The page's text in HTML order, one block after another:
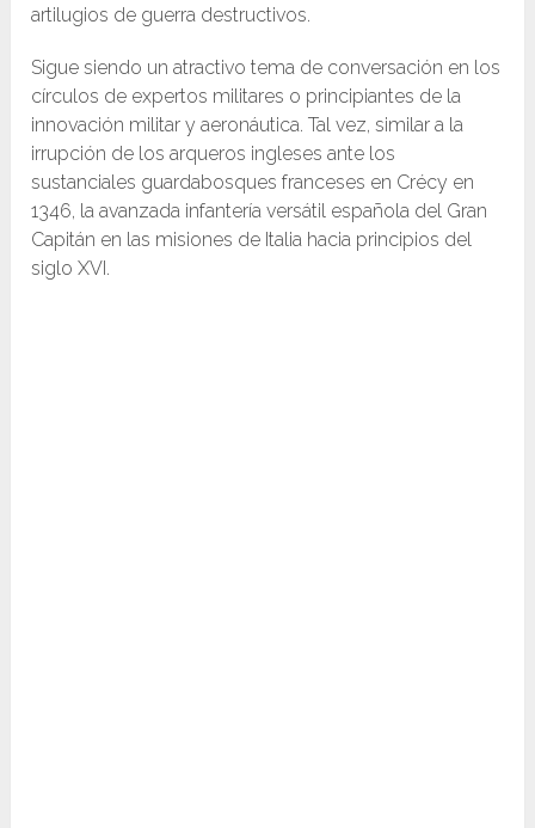
artilugios de guerra destructivos.
Sigue siendo un atractivo tema de conversación en los
círculos de expertos militares o principiantes de la
innovación militar y aeronáutica. Tal vez, similar a la
irrupción de los arqueros ingleses ante los
sustanciales guardabosques franceses en Crécy en
1346, la avanzada infantería versátil española del Gran
Capitán en las misiones de Italia hacia principios del
siglo XVI.